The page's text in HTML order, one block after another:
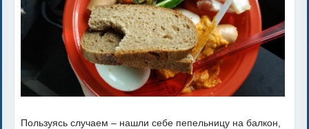
Пользуясь случаем – нашли себе пепельницу на балкон,